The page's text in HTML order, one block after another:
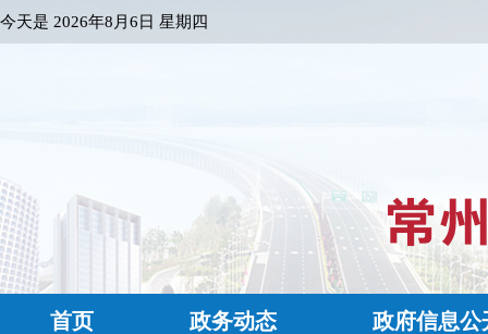
今天是 2026年8月6日 星期四
首页 政务动态 政府信息公